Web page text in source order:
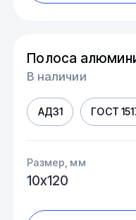
Полоса
В наличии
АД31 ГОСТ
Размер, мм
10х120